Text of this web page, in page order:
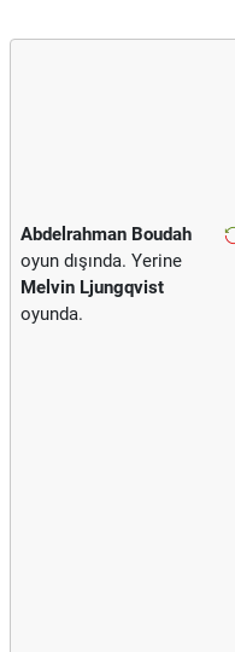
Abdelrahman Boudah
oyun dışında. Yerine
Melvin Ljungqvist
oyunda.